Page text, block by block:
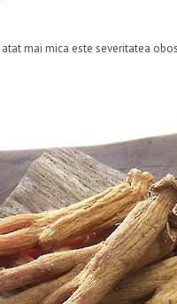
mai mica este severitatea